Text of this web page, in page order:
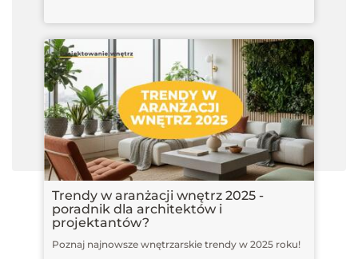
Trendy w aranżacji wnętrz 2025 -
poradnik dla architektów i
projektantów?
Poznaj najnowsze wnętrzarskie trendy w 2025 roku!